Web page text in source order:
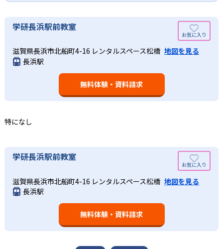
02
生徒それぞれに最適化された学習計画を設計
学研教室の個別指導では、生徒一人ひとりの学力／適性を
しっかり把握した上で学習の出発点を定め、生徒に最適化
された学習計画を設計する。また、生徒それぞれに最適な
教材を提供すると共に、適切なアドバイスも実施。少しず
つレベルアップするスモールステップの教材となっている
ので、つまずくことなく、無理なく無駄なく学習ができ
している。
週2回の教室学習と毎日の家庭学習
学研教室では、週2回の教室学習と毎日の家庭学習（宿題学
習）の相乗効果を活かす形で生徒の学力向上を進める。週2
回の教室学習において指導者は、生徒の様子を観察しなが
ら学習指導と学習管理を実施。教室学習日以外の日のため
に自宅学習用の教材も提供し、学習の習慣化と学力の定着
を図っている。進度が早い子供は先取り学習も可能だ。
に向いている。
算数（数学）と国語の基礎力を上げたい人向け
学研教室では、算数（数学）と国語を全ての教科の基礎に
なるものと考え、その指導を重視している。算数（数学）
では筋道を立てて考える力の育成を、国語では全ての学力
の土台となる「読む力」「書く力」の育成に力を入れてい
る。また、この2教科を切り離さず、くり返し学習と毎日の
語の基礎力を上げたい人に向いている。
学研教室では、小学生については、1回の学習時間を30～
50分程度と設定している。この時間設定は、子どもが集中
して学習できる時間が通常「学年×10分±10分」と考えら
れていることに由来するものだ。この限界を超えて勉強し
ても学習の効果は上がらないと学研教室は考え、単なる長
時間学習よりくり返し学習の効果を重視している。そのた
め、長時間の勉強が苦手な人に向いている。
どんなメリットがある？
学研教室が持つ最大のメリットは、学研の教材開発ノウハ
ウを結集して制作した学習教材を使用している点だ。この
教材は、学習指導要領の内容を全てカバーしており、学校
の勉強がよくわかるというもの。基礎から応用まで、少し
ずつステップアップしながら身につけることができ、基礎
固めから先取り学習まで対応している。算数と国語を重視
学研教室の合格実績は、公式サイトでは公開されていな
い。
学研長浜駅前教室
滋賀県長浜市北船町4-16 レンタルスペース松橋 地図を見る
長浜駅
無料体験・資料請求
特になし
学研長浜駅前教室
滋賀県長浜市北船町4-16 レンタルスペース松橋 地図を見る
長浜駅
無料体験・資料請求